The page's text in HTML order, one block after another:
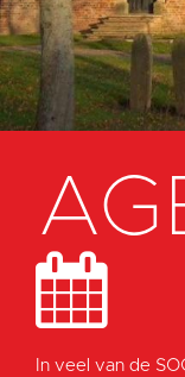
In veel van de